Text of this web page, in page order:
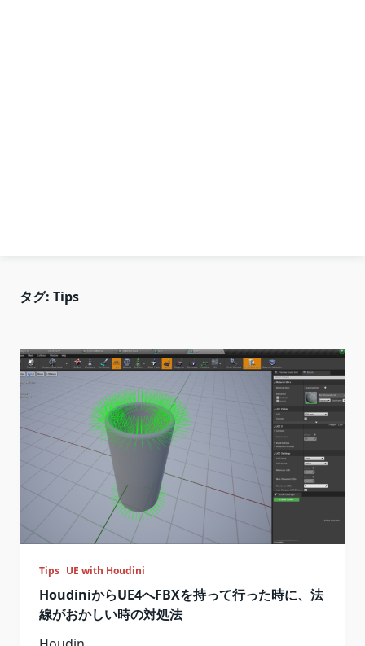
タグ: Tips
Tips UE with Houdini
HoudiniからUE4へFBXを持って行った時に、法
線がおかしい時の対処法